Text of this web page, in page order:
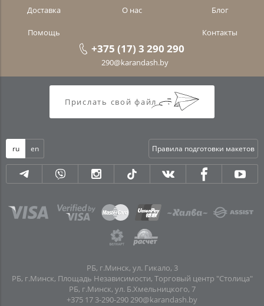
Доставка
О нас Блог
Помощь Контакты
+375 (17) 3 290 290
290@karandash.by
Прислать свой файл
ru en Правила подготовки макетов
РБ, г.Минск, ул. Гикало, 3
РБ, г.Минск, Площадь Независимости, Торговый центр "Столица"
РБ, г.Минск, ул. Б.Хмельницкого, 7
+375 17 3-290-290 290@karandash.by